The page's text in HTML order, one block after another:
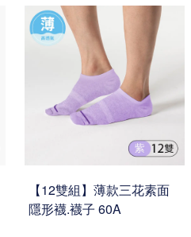
【12雙組】薄款三花素面
隱形襪.襪子 60A